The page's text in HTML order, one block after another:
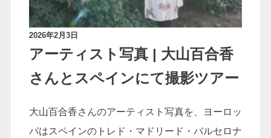
アルバム・パネル
ギャラリー お客様の声
2026年2月3日
アーティスト写真 | 大山百合香
さんとスペインにて撮影ツアー
大山百合香さんのアーティスト写真を、ヨーロッ
パはスペインのトレド・マドリード・バルセロナ